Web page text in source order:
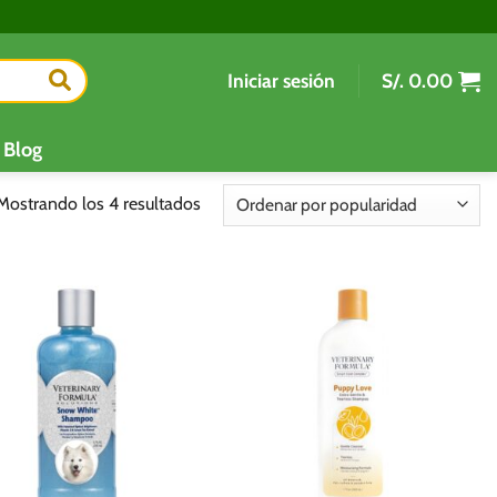
Iniciar sesión S/. 0.00
Blog
los 4 resultadosOrdenado
por